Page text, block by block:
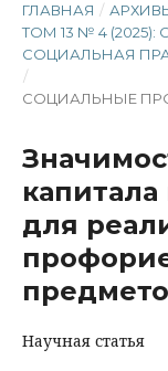
ГЛАВНАЯ /
ТОМ 13 № 4
СОЦИАЛЬНАЯ
/
СОЦИАЛЬНЫЕ
для
Научная статья